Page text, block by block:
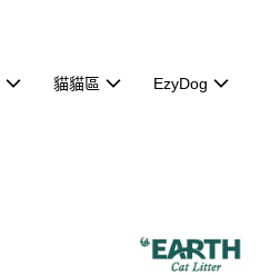
貓貓區 EzyDog